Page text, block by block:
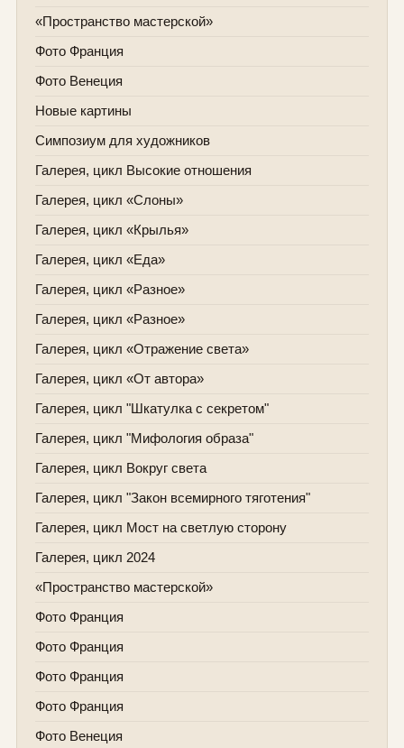
«Пространство мастерской»
Фото Франция
Фото Венеция
Новые картины
Симпозиум для художников
Галерея, цикл Высокие отношения
Галерея, цикл «Слоны»
Галерея, цикл «Крылья»
Галерея, цикл «Еда»
Галерея, цикл «Разное»
Галерея, цикл «Разное»
Галерея, цикл «Отражение света»
Галерея, цикл «От автора»
Галерея, цикл "Шкатулка с секретом"
Галерея, цикл "Мифология образа"
Галерея, цикл Вокруг света
Галерея, цикл "Закон всемирного тяготения"
Галерея, цикл Мост на светлую сторону
Галерея, цикл 2024
«Пространство мастерской»
Фото Франция
Фото Франция
Фото Франция
Фото Франция
Фото Венеция